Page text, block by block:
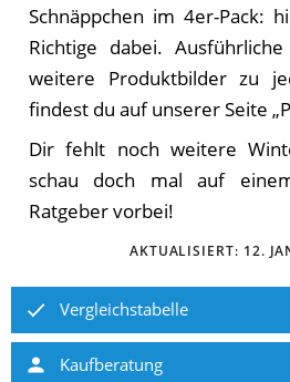
Schnäppchen im 4er-Pack:
Richtige dabei.
weitere Produktbilder zu
findest du auf unserer Seite
Dir fehlt noch weitere
schau doch mal auf
Ratgeber vorbei!
AKTUALISIERT: 12.
Vergleichstabelle
Kaufberatung